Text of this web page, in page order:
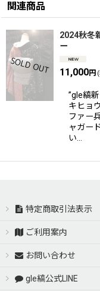
関連商品
2024秋冬
ー
11,000円
”gle縞
キヒョ
ファー
ャガー
い…
特定商取引法表示
ご利用案内
お問い合わせ
gle縞公式LINE